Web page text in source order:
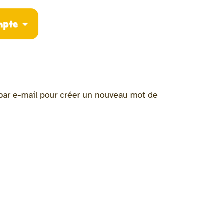
e-mail pour créer un nouveau mot de